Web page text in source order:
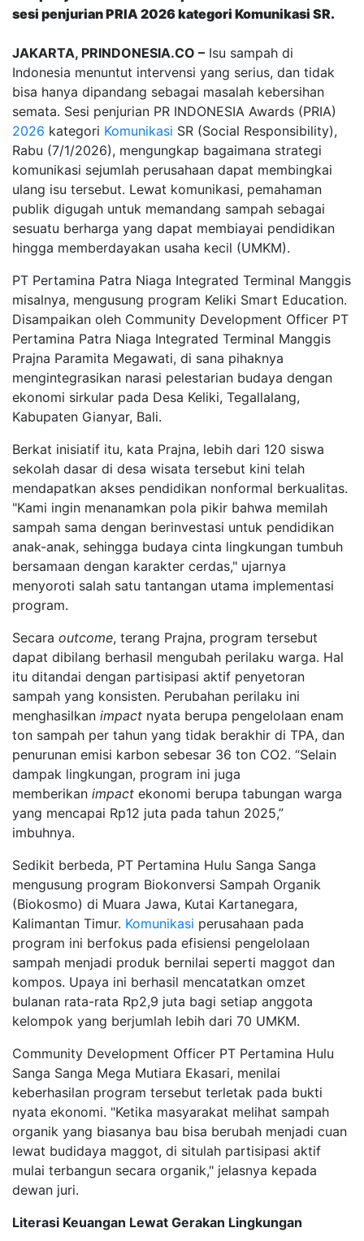
sesi penjurian PRIA 2026 kategori Komunikasi SR.
JAKARTA, PRINDONESIA.CO – Isu sampah di
Indonesia menuntut intervensi yang serius, dan tidak
bisa hanya dipandang sebagai masalah kebersihan
semata. Sesi penjurian PR INDONESIA Awards (PRIA)
2026 kategori Komunikasi SR (Social Responsibility),
Rabu (7/1/2026), mengungkap bagaimana strategi
komunikasi sejumlah perusahaan dapat membingkai
ulang isu tersebut. Lewat komunikasi, pemahaman
publik digugah untuk memandang sampah sebagai
sesuatu berharga yang dapat membiayai pendidikan
hingga memberdayakan usaha kecil (UMKM).
PT Pertamina Patra Niaga Integrated Terminal Manggis
misalnya, mengusung program Keliki Smart Education.
Disampaikan oleh Community Development Officer PT
Pertamina Patra Niaga Integrated Terminal Manggis
Prajna Paramita Megawati, di sana pihaknya
mengintegrasikan narasi pelestarian budaya dengan
ekonomi sirkular pada Desa Keliki, Tegallalang,
Kabupaten Gianyar, Bali.
Berkat inisiatif itu, kata Prajna, lebih dari 120 siswa
sekolah dasar di desa wisata tersebut kini telah
mendapatkan akses pendidikan nonformal berkualitas.
"Kami ingin menanamkan pola pikir bahwa memilah
sampah sama dengan berinvestasi untuk pendidikan
anak-anak, sehingga budaya cinta lingkungan tumbuh
bersamaan dengan karakter cerdas," ujarnya
menyoroti salah satu tantangan utama implementasi
program.
Secara outcome, terang Prajna, program tersebut
dapat dibilang berhasil mengubah perilaku warga. Hal
itu ditandai dengan partisipasi aktif penyetoran
sampah yang konsisten. Perubahan perilaku ini
menghasilkan impact nyata berupa pengelolaan enam
ton sampah per tahun yang tidak berakhir di TPA, dan
penurunan emisi karbon sebesar 36 ton CO2. “Selain
dampak lingkungan, program ini juga
memberikan impact ekonomi berupa tabungan warga
yang mencapai Rp12 juta pada tahun 2025,”
imbuhnya.
Sedikit berbeda, PT Pertamina Hulu Sanga Sanga
mengusung program Biokonversi Sampah Organik
(Biokosmo) di Muara Jawa, Kutai Kartanegara,
Kalimantan Timur. Komunikasi perusahaan pada
program ini berfokus pada efisiensi pengelolaan
sampah menjadi produk bernilai seperti maggot dan
kompos. Upaya ini berhasil mencatatkan omzet
bulanan rata-rata Rp2,9 juta bagi setiap anggota
kelompok yang berjumlah lebih dari 70 UMKM.
Community Development Officer PT Pertamina Hulu
Sanga Sanga Mega Mutiara Ekasari, menilai
keberhasilan program tersebut terletak pada bukti
nyata ekonomi. "Ketika masyarakat melihat sampah
organik yang biasanya bau bisa berubah menjadi cuan
lewat budidaya maggot, di situlah partisipasi aktif
mulai terbangun secara organik," jelasnya kepada
dewan juri.
Literasi Keuangan Lewat Gerakan Lingkungan